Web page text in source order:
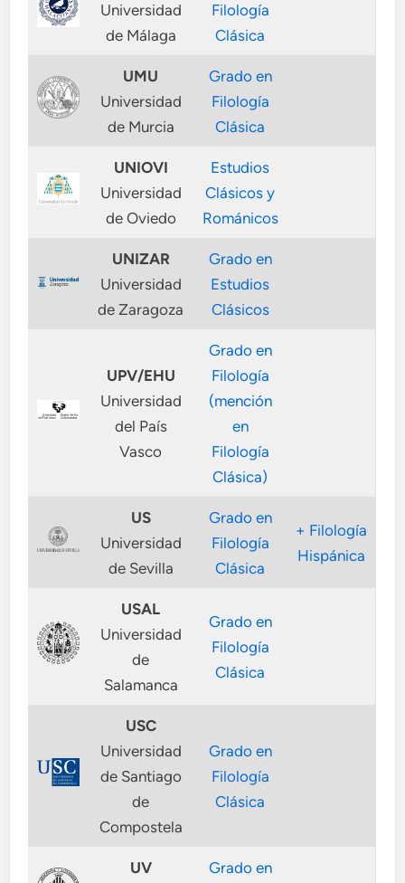
Universidad
de Málaga
Filología
Clásica
UMU
Universidad
de Murcia
Grado en
Filología
Clásica
UNIOVI
Universidad
de Oviedo
Estudios
Clásicos y
Románicos
UNIZAR
Universidad
de Zaragoza
Grado en
Estudios
Clásicos
UPV/EHU
Universidad
del País
Vasco
Grado en
Filología
(mención
en
Filología
Clásica)
US
Universidad
de Sevilla
Grado en
Filología
Clásica
+ Filología
Hispánica
USAL
Universidad
de
Salamanca
Grado en
Filología
Clásica
USC
Universidad
de Santiago
de
Compostela
Grado en
Filología
Clásica
UV Grado en